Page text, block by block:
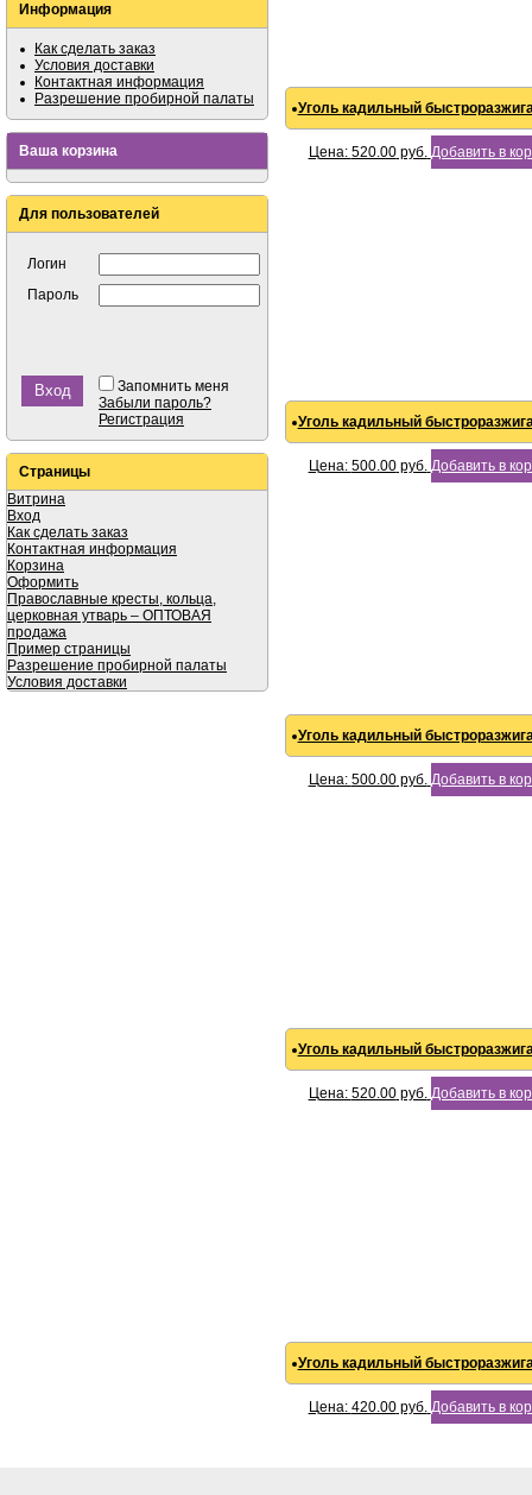
Информация
Как сделать заказ
Условия доставки
Контактная информация
Разрешение пробирной палаты
Ваша корзина
Для пользователей
Логин
Пароль
Запомнить меня
Забыли пароль?
Регистрация
Страницы
Витрина
Вход
Как сделать заказ
Контактная информация
Корзина
Оформить
Православные кресты, кольца,
церковная утварь – ОПТОВАЯ
продажа
Пример страницы
Разрешение пробирной палаты
Условия доставки
Уголь кадильный
Цена: 520.00руб. Добавить в
Уголь кадильный
Цена: 500.00руб. Добавить в
Уголь кадильный
Цена: 500.00руб. Добавить в
Уголь кадильный
Цена: 520.00руб. Добавить в
Уголь кадильный
Цена: 420.00руб. Добавить в